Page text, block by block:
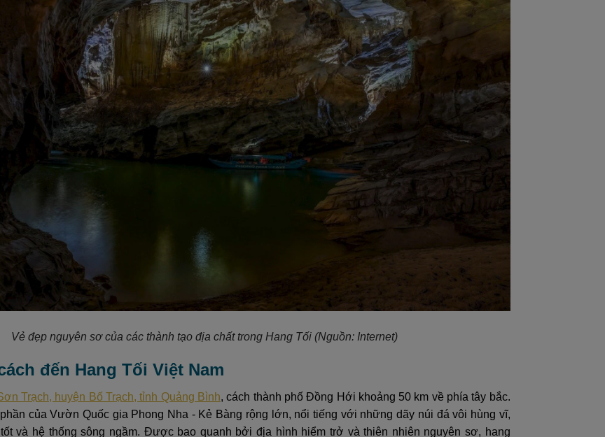
Vẻ đẹp nguyên sơ của các thành tạo địa chất trong Hang Tối (Nguồn: Internet)
đến Hang Tối Việt Nam
Trạch, huyện Bố Trạch, tỉnh Quảng Bình, cách thành phố Đồng Hới khoảng 50 km về phía tây bắc.
của Vườn Quốc gia Phong Nha - Kẻ Bàng rộng lớn, nổi tiếng với những dãy núi đá vôi hùng vĩ,
và hệ thống sông ngầm. Được bao quanh bởi địa hình hiểm trở và thiên nhiên nguyên sơ, hang